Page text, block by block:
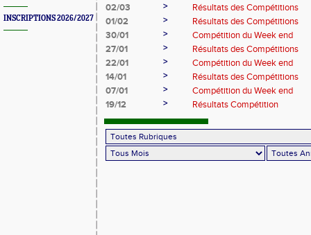
INSCRIPTIONS 2026/2027
02/03
>
Résultats des Compétitions
01/02
>
Résultats des Compétitions
30/01
>
Compétition du Week end
27/01
>
Résultats des Compétitions
22/01
>
Compétition du Week end
14/01
>
Résultats des Compétitions
07/01
>
Compétition du Week end
19/12
> Résultats Compétition